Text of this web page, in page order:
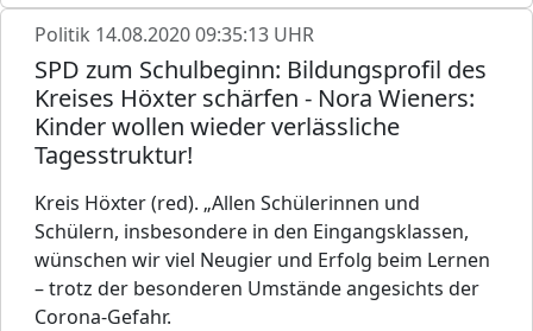
Politik 14.08.2020 09:35:13 UHR
SPD zum Schulbeginn: Bildungsprofil des
Kreises Höxter schärfen - Nora Wieners:
Kinder wollen wieder verlässliche
Tagesstruktur!
Kreis Höxter (red). „Allen Schülerinnen und
Schülern, insbesondere in den Eingangsklassen,
wünschen wir viel Neugier und Erfolg beim Lernen
– trotz der besonderen Umstände angesichts der
Corona-Gefahr.